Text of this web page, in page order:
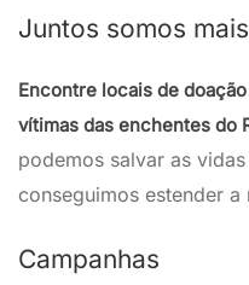
Juntos somos
Encontre locais de
vítimas das enchentes do
podemos salvar as
conseguimos estender
Campanhas